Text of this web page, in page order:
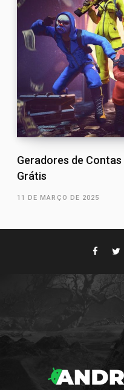
Geradores de Contas
Grátis
11 DE MARÇO DE 2025